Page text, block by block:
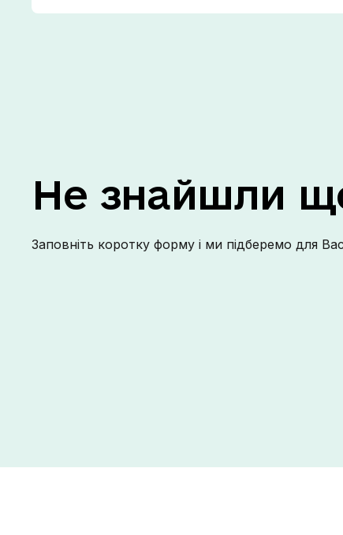
утеплений, є підігрів підлоги та бойлер на 80
Не знайшли
Заповніть коротку форму і ми підберемо для